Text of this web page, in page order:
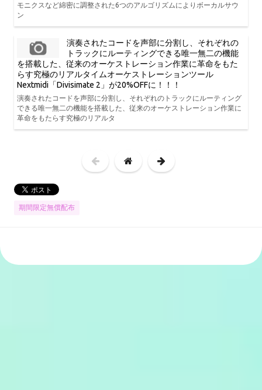
モニクスなど綿密に調整された6つのアルゴリズムによりボーカルサウ
ン
演奏されたコードを声部に分割し、それぞれの
トラックにルーティングできる唯一無二の機能
を搭載した、従来のオーケストレーション作業に革命をもた
らす究極のリアルタイムオーケストレーションツール
Nextmidi「Divisimate 2」が20%OFFに！！！
演奏されたコードを声部に分割し、それぞれのトラックにルーティング
できる唯一無二の機能を搭載した、従来のオーケストレーション作業に
革命をもたらす究極のリアルタ
期間限定無償配布